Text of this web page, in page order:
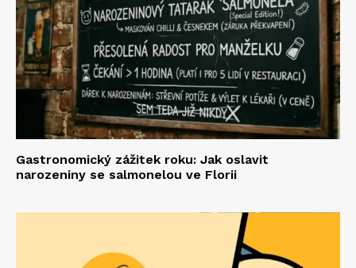
Gastronomický zážitek roku: Jak oslavit
narozeniny se salmonelou ve Florii